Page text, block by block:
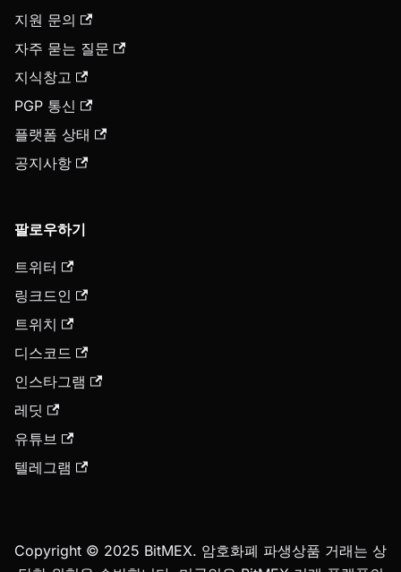
지원 문의
자주 묻는 질문
지식창고
PGP 통신
플랫폼 상태
공지사항
팔로우하기
트위터
링크드인
트위치
디스코드
인스타그램
레딧
유튜브
텔레그램
Copyright © 2025 BitMEX. 암호화폐 파생상품 거래는 상